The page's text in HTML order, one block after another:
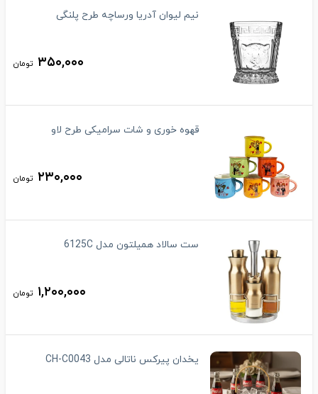
نیم لیوان آدریا ورساچه طرح پلنگی
۳۵۰,۰۰۰ تومان
قهوه خوری و شات سرامیکی طرح لاو
۲۳۰,۰۰۰ تومان
ست سالاد همیلتون مدل 6125C
۱,۲۰۰,۰۰۰ تومان
یخدان پیرکس ناتالی مدل CH-C0043